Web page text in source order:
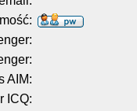
AIM:
ICQ: